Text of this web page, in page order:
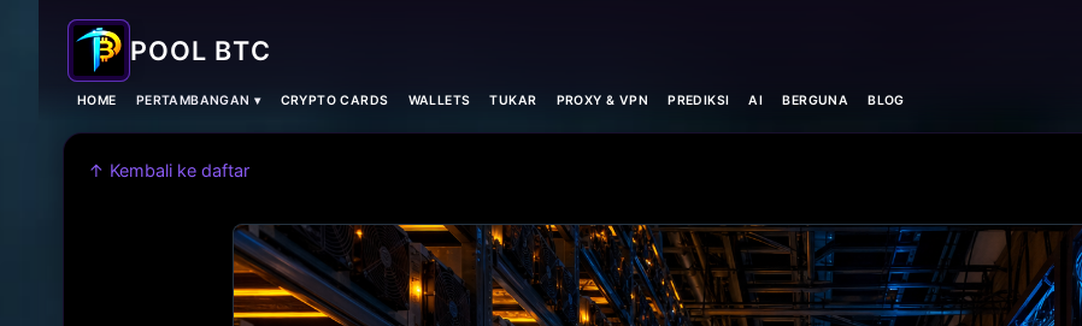
POOL BTC
HOME PERTAMBANGAN ▾ CRYPTO CARDS WALLETS TUKAR PROXY & VPN PREDIKSI AI BERGUNA BLOG
↑ Kembali ke daftar